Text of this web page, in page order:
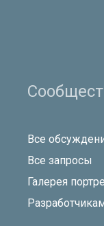
Все
Все запросы
Галерея